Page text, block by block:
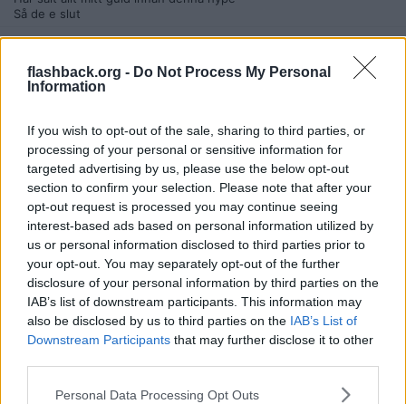
flashback.org - Do Not Process My Personal
Information
If you wish to opt-out of the sale, sharing to third parties, or
processing of your personal or sensitive information for
targeted advertising by us, please use the below opt-out
section to confirm your selection. Please note that after your
opt-out request is processed you may continue seeing
interest-based ads based on personal information utilized by
us or personal information disclosed to third parties prior to
your opt-out. You may separately opt-out of the further
disclosure of your personal information by third parties on the
IAB’s list of downstream participants. This information may
also be disclosed by us to third parties on the IAB’s List of
Downstream Participants that may further disclose it to other
Personal Data Processing Opt Outs
Så de e slut
Citera
2026-06-03, 18:59
Lejonet1
Citat:
Ursprungligen postat avMichelleGreen
Har sålt allt mitt guld innan denna hype
Så de e slut
Guld hypen har funnits i 2000 år nu isf. Guld har alltid varit
eftertraktat. Jag skulle köpa guld för 25% under spotpris, det
skulle Gengis Khan också gjort.
Du måste ju förstå att sefina sätter sina priser efter spotpriset.
Om guld säljs för 500kr kommer inte sefina köpa guld för 750kr
utan dom kommer köpa det för 375kr, guldexpress eller vad de nu
heter skulle betala 475kr.
__________________